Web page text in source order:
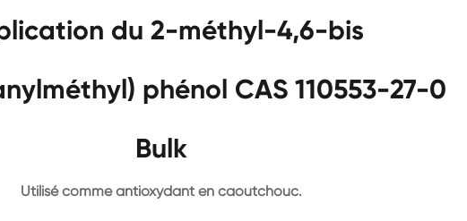
du 2-méthyl-4,6-bis
phénol CAS 110553-27-0
Bulk
Utilisé comme antioxydant en caoutchouc.